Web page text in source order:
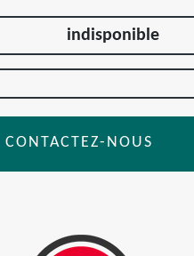
indisponible
CONTACTEZ-NOUS